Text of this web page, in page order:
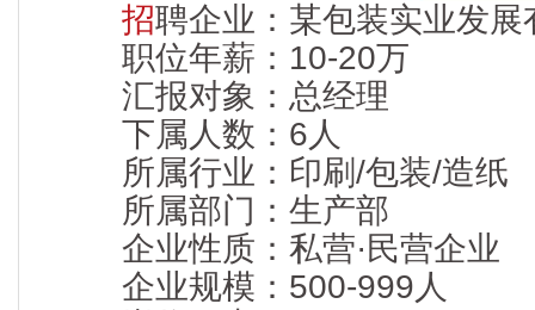
招聘企业：某包装实业发展
职位年薪：10-20万
汇报对象：总经理
下属人数：6人
所属行业：印刷/包装/造纸
所属部门：生产部
企业性质：私营·民营企业
企业规模：500-999人